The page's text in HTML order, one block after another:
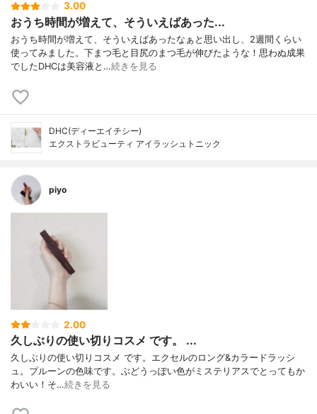
3.00
おうち時間が増えて、そういえばあった...
おうち時間が増えて、そういえばあったなぁと思い出し、2週間くらい
使ってみました。下まつ毛と目尻のまつ毛が伸びたような！思わぬ成果
でしたDHCは美容液と…続きを見る
DHC(ディーエイチシー)
エクストラビューティ アイラッシュトニック
piyo
2.00
久しぶりの使い切りコスメ です。 ...
久しぶりの使い切りコスメ です。エクセルのロング&カラードラッシ
ュ。プルーンの色味です。ぶどうっぽい色がミステリアスでとってもか
わいい！そ…続きを見る